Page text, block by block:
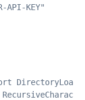
API-KEY"